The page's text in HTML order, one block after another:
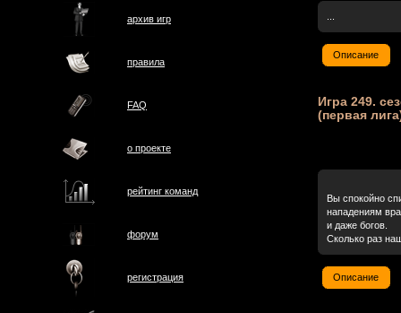
архив игр
правила
FAQ
о проектe
рейтинг команд
форум
регистрация
Описание
Игра 249.
(первая
Вы спокойно
нападениям
и даже богов.
Сколько раз
Описание